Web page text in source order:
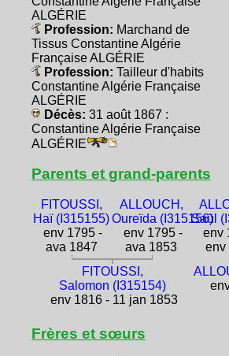
ALGÉRIE
Profession: Marchand de
Tissus Constantine Algérie
Française ALGÉRIE
Profession: Tailleur d'habits
Constantine Algérie Française
ALGÉRIE
Décès: 31 août 1867 :
Constantine Algérie Française
ALGÉRIE
Parents et grand-parents
FITOUSSI,
Haï (I315155)
env 1795 -
ava 1847
ALLOUCH,
Oureïda (I315156)
env 1795 -
ava 1853
Saül
env
env
FITOUSSI,
Salomon (I315154)
env 1816 - 11 jan 1853
Frères et sœurs